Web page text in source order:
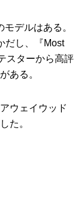
デルはある。
だし、『Most
スターから高評
ある。
ウェイウッド
た。